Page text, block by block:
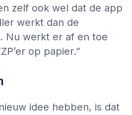
zelf ook wel dat de app
werkt dan de
Nu werkt er af en toe
op papier.”
idee hebben, is dat